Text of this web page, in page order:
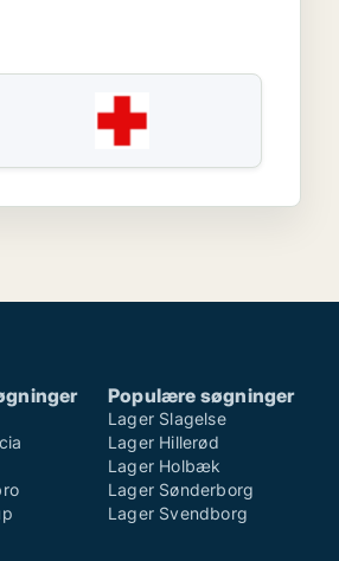
Populære søgninger
Lager Slagelse
Lager Hillerød
Lager Holbæk
Lager Sønderborg
Lager Svendborg